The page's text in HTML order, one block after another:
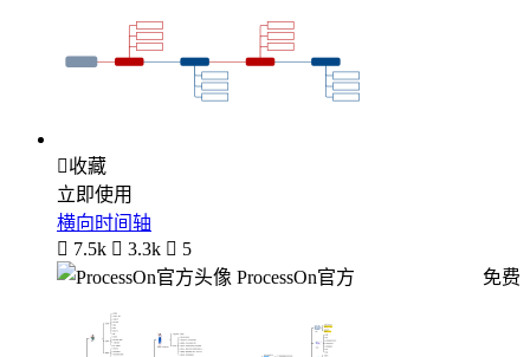
收藏
立即使用
横向时间轴
 7.5k  3.3k  5
ProcessOn官方
免费